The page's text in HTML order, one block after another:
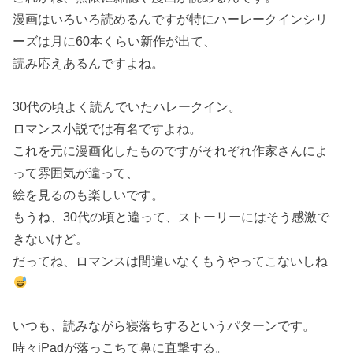
漫画はいろいろ読めるんですが特にハーレークインシリ
ーズは月に60本くらい新作が出て、
読み応えあるんですよね。
30代の頃よく読んでいたハレークイン。
ロマンス小説では有名ですよね。
これを元に漫画化したものですがそれぞれ作家さんによ
って雰囲気が違って、
絵を見るのも楽しいです。
もうね、30代の頃と違って、ストーリーにはそう感激で
きないけど。
だってね、ロマンスは間違いなくもうやってこないしね
いつも、読みながら寝落ちするというパターンです。
時々iPadが落っこちて鼻に直撃する。